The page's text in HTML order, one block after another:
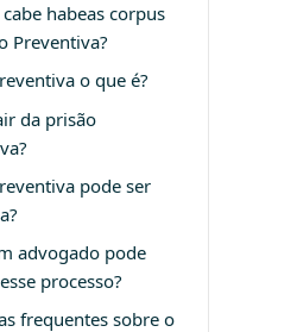
habeas corpus
Preventiva?
o que é?
da prisão
pode ser
advogado pode
processo?
frequentes sobre o